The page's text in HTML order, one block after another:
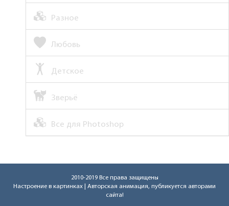
Разное
Любовь
Детское
Зверьё
Все для Photoshop
2010-2019 Все права защищены
Настроение в картинках | Авторская анимация, публикуется авторами
сайта!